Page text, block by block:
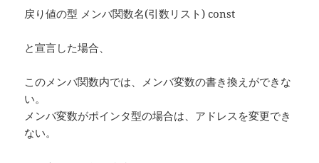
戻り値の型 メンバ関数名(引数リスト) const
と宣言した場合、
このメンバ関数内では、メンバ変数の書き換えができな
い。
メンバ変数がポインタ型の場合は、アドレスを変更でき
ない。